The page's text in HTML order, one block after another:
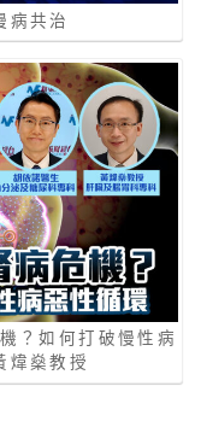
病共治
？如何打破慢性病
煒燊教授